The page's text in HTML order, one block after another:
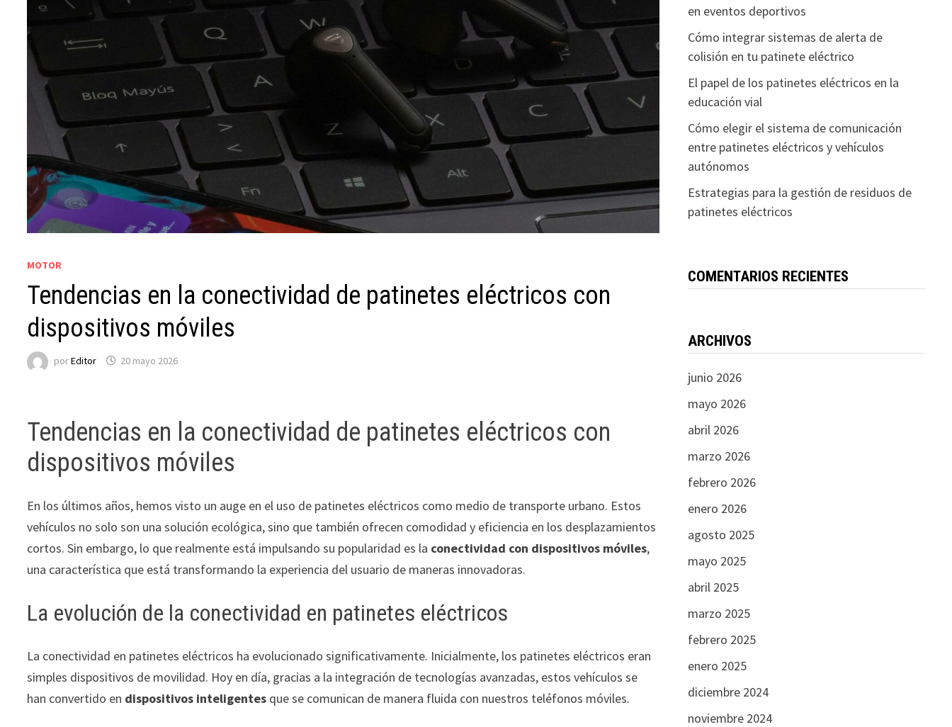
MOTOR
Tendencias en la conectividad de patinetes eléctricos con
dispositivos móviles
porEditor 20 mayo 2026
Tendencias en la conectividad de patinetes eléctricos con
dispositivos móviles
En los últimos años, hemos visto un auge en el uso de patinetes eléctricos como medio de transporte urbano. Estos
vehículos no solo son una solución ecológica, sino que también ofrecen comodidad y eficiencia en los desplazamientos
cortos. Sin embargo, lo que realmente está impulsando su popularidad es la conectividad con dispositivos móviles,
una característica que está transformando la experiencia del usuario de maneras innovadoras.
La evolución de la conectividad en patinetes eléctricos
La conectividad en patinetes eléctricos ha evolucionado significativamente. Inicialmente, los patinetes eléctricos eran
simples dispositivos de movilidad. Hoy en día, gracias a la integración de tecnologías avanzadas, estos vehículos se
han convertido en dispositivos inteligentes que se comunican de manera fluida con nuestros teléfonos móviles.
en eventos deportivos
Cómo integrar sistemas de alerta de
colisión en tu patinete eléctrico
El papel de los patinetes eléctricos en la
educación vial
Cómo elegir el sistema de comunicación
entre patinetes eléctricos y vehículos
autónomos
Estrategias para la gestión de residuos de
patinetes eléctricos
COMENTARIOS RECIENTES
ARCHIVOS
junio 2026
mayo 2026
abril 2026
marzo 2026
febrero 2026
enero 2026
agosto 2025
mayo 2025
abril 2025
marzo 2025
febrero 2025
enero 2025
diciembre 2024
noviembre 2024